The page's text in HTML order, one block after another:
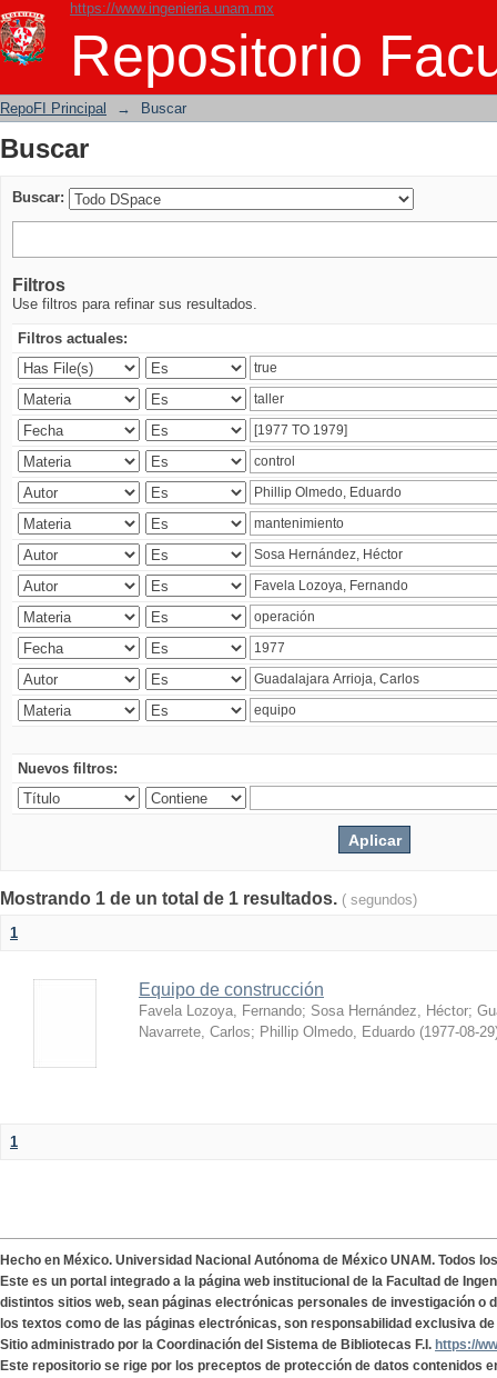
https://www.ingenieria.unam.mx
Repositorio
Buscar
RepoFI Principal → Buscar
Buscar
Buscar:
Filtros
Use filtros para refinar sus resultados.
Filtros actuales:
Nuevos filtros:
Mostrando 1 de un total de 1 resultados. ( segundos)
1
Equipo de construcción
Favela Lozoya, Fernando; Sosa Hernández, Héctor;
Navarrete, Carlos; Phillip Olmedo, Eduardo (1977-08-29
1
Hecho en México. Universidad Nacional Autónoma de México UNAM. Todos
Este es un portal integrado a la página web institucional de la Facultad de
distintos sitios web, sean páginas electrónicas personales de investigación o
los textos como de las páginas electrónicas, son responsabilidad exclusiva
Sitio administrado por la Coordinación del Sistema de Bibliotecas F.I. https://
Este repositorio se rige por los preceptos de protección de datos contenidos